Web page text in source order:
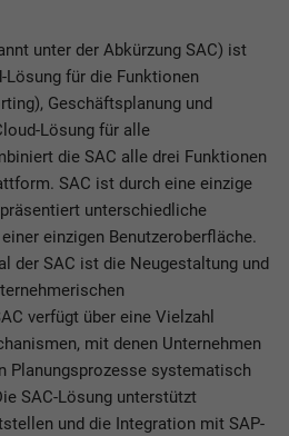
unter der Abkürzung SAC) ist
Lösung für die Funktionen
Geschäftsplanung und
Lösung für alle
die SAC alle drei Funktionen
SAC ist durch eine einzige
unterschiedliche
einzigen Benutzeroberfläche.
der SAC ist die Neugestaltung und
verfügt über eine Vielzahl
mit denen Unternehmen
Planungsprozesse systematisch
SAC-Lösung unterstützt
und die Integration mit SAP-